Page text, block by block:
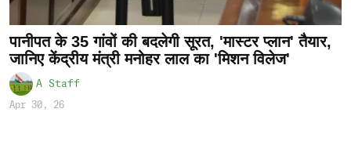
पानीपत के 35 गांवों की बदलेगी सूरत, 'मास्टर प्लान' तैयार,
जानिए केंद्रीय मंत्री मनोहर लाल का 'मिशन विलेज'
A Staff
Apr 30, 26